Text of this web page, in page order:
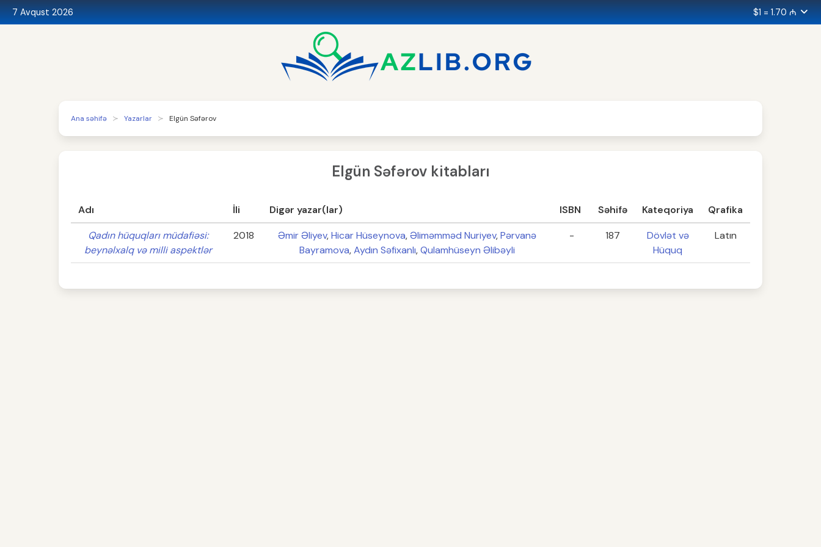
7 Avqust 2026 $1 = 1.70 ₼
Ana səhifə Yazarlar Elgün Səfərov
Elgün Səfərov kitabları
Adı İli Digər yazar(lar) ISBN Səhifə Kateqoriya
Qrafika
Qadın hüquqları müdafiəsi:
beynəlxalq və milli aspektlər
2018 Əmir Əliyev,Hicar Hüseynova,Əliməmməd Nuriyev,Pərvanə
Bayramova,Aydın Səfixanlı,Qulamhüseyn Əlibəyli
- 187
Dövlət və
Hüquq
Latın